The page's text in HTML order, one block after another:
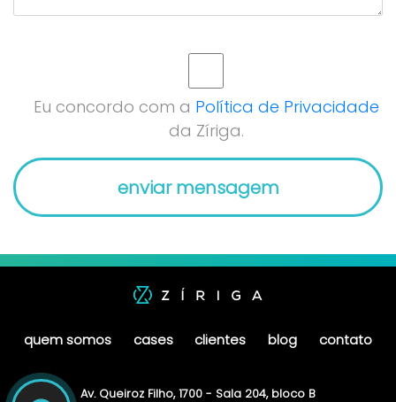
Eu concordo com a Política de Privacidade
da Zíriga.
quem somos cases clientes blog contato
Av. Queiroz Filho, 1700 - Sala 204, bloco B